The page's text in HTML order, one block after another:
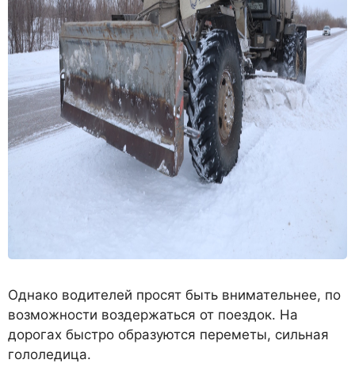
Однако водителей просят быть внимательнее, по
возможности воздержаться от поездок. На
дорогах быстро образуются переметы, сильная
гололедица.